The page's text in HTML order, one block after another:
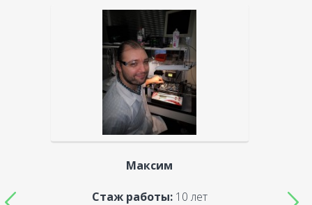
Максим
Стаж работы:10 лет